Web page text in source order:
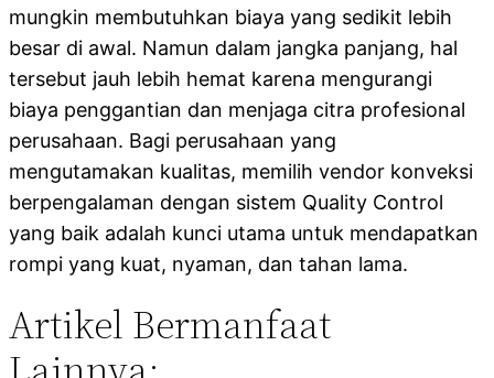
mungkin membutuhkan biaya yang sedikit lebih
besar di awal. Namun dalam jangka panjang, hal
tersebut jauh lebih hemat karena mengurangi
biaya penggantian dan menjaga citra profesional
perusahaan. Bagi perusahaan yang
mengutamakan kualitas, memilih vendor konveksi
berpengalaman dengan sistem Quality Control
yang baik adalah kunci utama untuk mendapatkan
rompi yang kuat, nyaman, dan tahan lama.
Artikel Bermanfaat